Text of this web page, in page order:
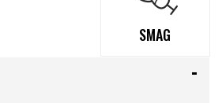
SMAG